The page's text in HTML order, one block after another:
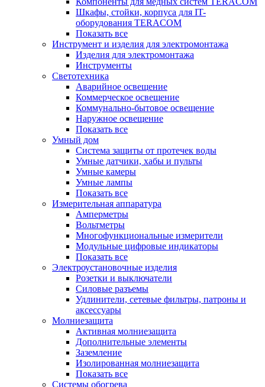
Шкафы, стойки, корпуса для IT-
оборудования TERACOM
Показать все
Инструмент и изделия для электромонтажа
Изделия для электромонтажа
Инструменты
Светотехника
Аварийное освещение
Коммерческое освещение
Коммунально-бытовое освещение
Наружное освещение
Показать все
Умный дом
Система защиты от протечек воды
Умные датчики, хабы и пульты
Умные камеры
Умные лампы
Показать все
Измерительная аппаратура
Амперметры
Вольтметры
Многофункциональные измерители
Модульные цифровые индикаторы
Показать все
Электроустановочные изделия
Розетки и выключатели
Силовые разъемы
Удлинители, сетевые фильтры, патроны и
аксессуары
Молниезащита
Активная молниезащита
Дополнительные элементы
Заземление
Изолированная молниезащита
Показать все
Системы обогрева